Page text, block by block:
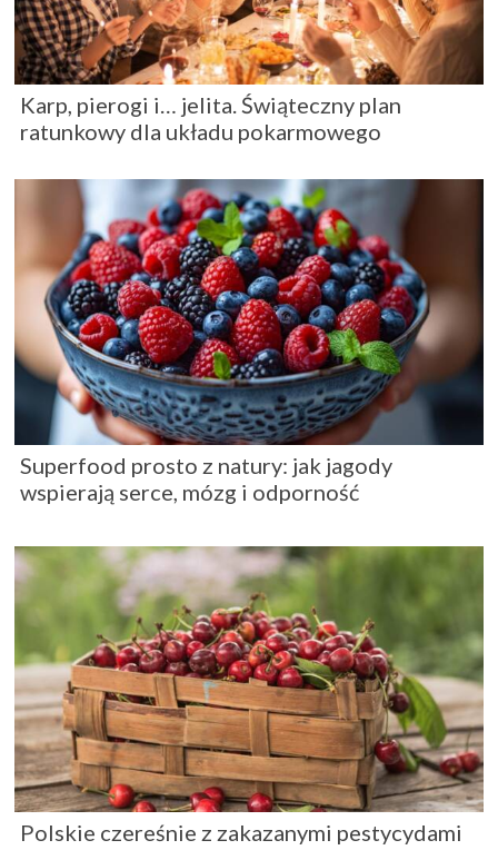
Karp, pierogi i… jelita. Świąteczny plan
ratunkowy dla układu pokarmowego
Superfood prosto z natury: jak jagody
wspierają serce, mózg i odporność
Polskie czereśnie z zakazanymi pestycydami